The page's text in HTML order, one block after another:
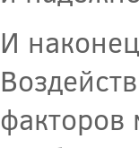
И
факторов